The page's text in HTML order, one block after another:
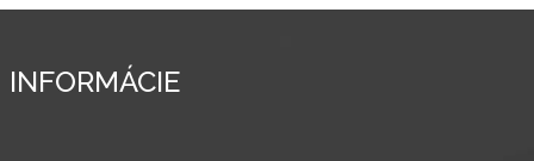
INFORMÁCIE